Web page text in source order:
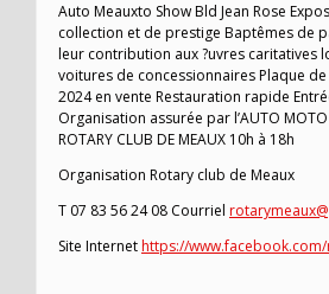
Auto Meauxto Show Bld Jean Rose
collection et de prestige Baptêmes de
leur contribution aux ?uvres caritatives
voitures de concessionnaires Plaque de
2024 en vente Restauration rapide
Organisation assurée par l’AUTO MOTO
ROTARY CLUB DE MEAUX 10h à 18h
Organisation Rotary club de Meaux
T 07 83 56 24 08 Courriel
Site Internethttps://